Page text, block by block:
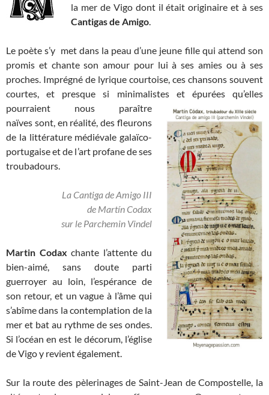
la mer de Vigo dont il était originaire et à ses
Cantigas de Amigo.
Le poète s’y met dans la peau d’une jeune fille qui attend son
promis et chante son amour pour lui à ses amies ou à ses
proches. Imprégné de lyrique courtoise, ces chansons souvent
courtes, et presque si minimalistes et épurées qu’elles
pourraient nous paraître
naïves sont, en réalité, des fleurons
de la littérature médiévale galaïco-
portugaise et de l’art profane de ses
troubadours.
La Cantiga de Amigo III
de Martín Codax
sur le Parchemin Vindel
Martin Codax chante l’attente du
bien-aimé, sans doute parti
guerroyer au loin, l’espérance de
son retour, et un vague à l’âme qui
s’abîme dans la contemplation de la
mer et bat au rythme de ses ondes.
Si l’océan en est le décorum, l’église
de Vigo y revient également.
Sur la route des pèlerinages de Saint-Jean de Compostelle, la